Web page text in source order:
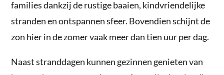
families dankzij de rustige baaien, kindvriendelijke
stranden en ontspannen sfeer. Bovendien schijnt de
zon hier in de zomer vaak meer dan tien uur per dag.
Naast stranddagen kunnen gezinnen genieten van